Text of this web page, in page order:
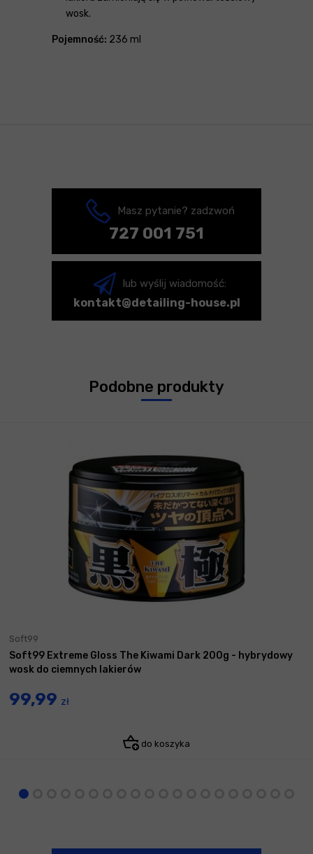
wosk.
Pojemność: 236 ml
Masz pytanie? zadzwoń
727 001 751
lub wyślij wiadomość:
kontakt@detailing-house.pl
Podobne produkty
Soft99
Soft99 Extreme Gloss The Kiwami Dark 200g - hybrydowy
wosk do ciemnych lakierów
99,99 zł
do koszyka